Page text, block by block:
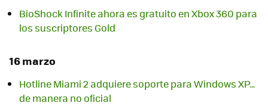
BioShock Infinite ahora es gratuito en Xbox 360 para
los suscriptores Gold
16 marzo
Hotline Miami 2 adquiere soporte para Windows XP...
de manera no oficial